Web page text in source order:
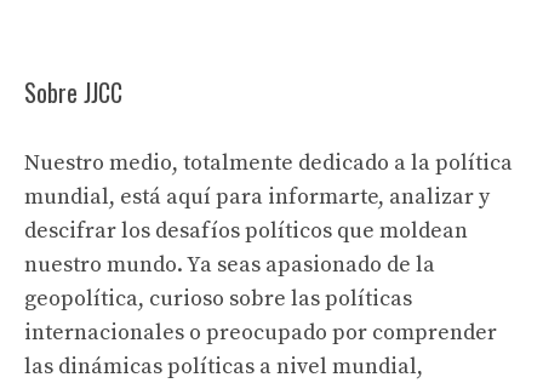
Sobre JJCC
Nuestro medio, totalmente dedicado a la política
mundial, está aquí para informarte, analizar y
descifrar los desafíos políticos que moldean
nuestro mundo. Ya seas apasionado de la
geopolítica, curioso sobre las políticas
internacionales o preocupado por comprender
las dinámicas políticas a nivel mundial,